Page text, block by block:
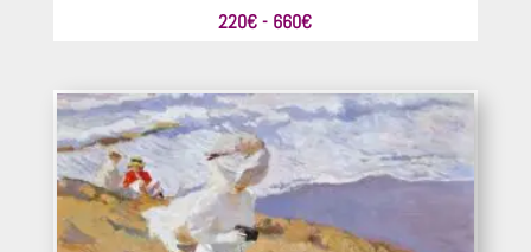
220€ - 660€Rango
desde
220€
hasta